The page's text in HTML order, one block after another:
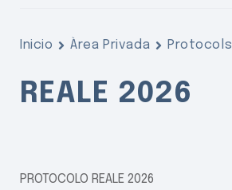
Inicio Àrea Privada Protocols
REALE 2026
PROTOCOLO REALE 2026